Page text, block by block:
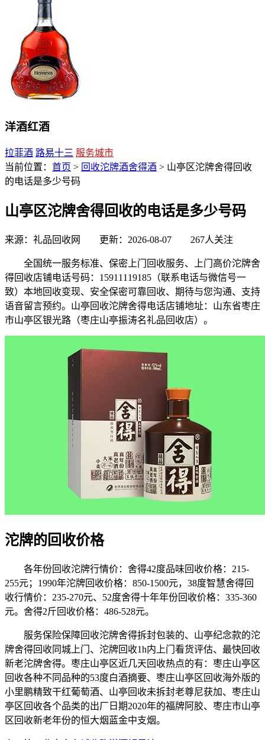
洋酒红酒
拉菲酒 路易十三 服务城市
当前位置： 首页 > 回收沱牌酒舍得酒 > 山亭区沱牌舍得回收
的电话是多少号码
山亭区沱牌舍得回收的电话是多少号码
来源：礼品回收网 更新：2026-08-07 267人关注
全国统一服务标准、保密上门回收服务、上门高价沱牌舍
得回收店铺电话号码：15911119185（联系电话与微信号一
致）本地回收变现、安全保密可靠回收、期待与您沟通、支持
语音留言预约。山亭回收沱牌舍得电话店铺地址：山东省枣庄
市山亭区银光路（枣庄山亭振涛名礼品回收店）。
沱牌的回收价格
各年份回收沱牌行情价：舍得42度品味回收价格：215-
255元；1990年沱牌回收价格：850-1500元，38度智慧舍得回
收行情价：235-270元、52度舍得十年年份回收价格：335-360
元。舍得2斤回收价格：486-528元。
服务保险保障回收沱牌舍得拆封包装的、山亭纪念款的沱
牌舍得回收同城上门、沱牌回收1h内上门看货评估、最快回收
新老沱牌舍得。枣庄山亭区近几天回收热点的有：枣庄山亭区
回收各种不同品种的53度白酒摘要、枣庄山亭区回收海外版的
小里鹏精致干红葡萄酒、山亭回收未拆封老尊尼获加、枣庄山
亭区回收各个品类的出厂日期2020年的福牌阿胶、枣庄市山亭
区回收新老年份的恒大烟蓝金中支烟。